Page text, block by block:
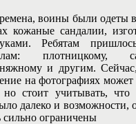
воины были одеты
кожаные сандалии,
Ребятам
плотницкому,
и другим.
на фотографиях может
стоит учитывать, что
далеко и возможности,
ограничены